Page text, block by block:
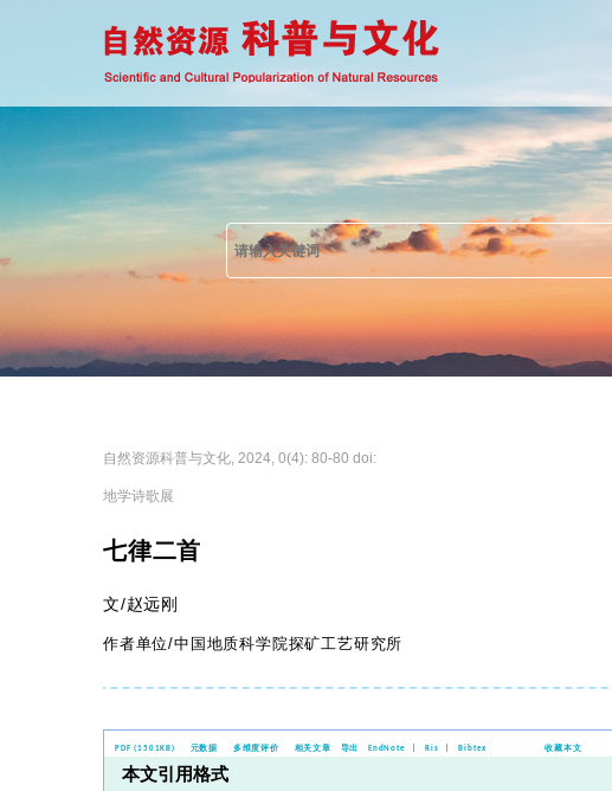
自然资源科普与文化, 2024, 0(4): 80-80 doi:
地学诗歌展
七律二首
文/赵远刚
作者单位/中国地质科学院探矿工艺研究所
PDF (1501KB) 元数据 多维度评价 相关文章 导出 EndNote Ris Bibtex 收藏本文
本文引用格式